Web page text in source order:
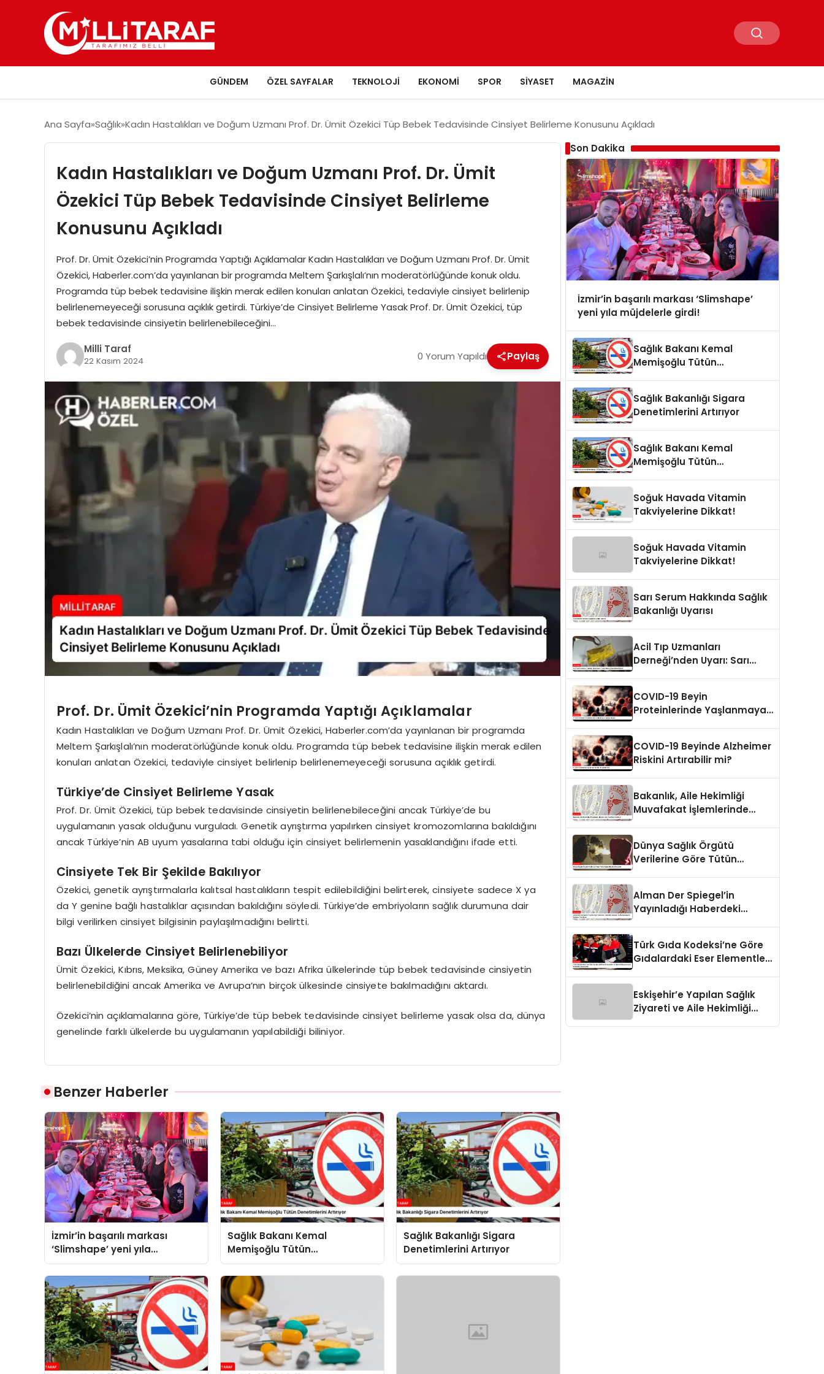
GÜNDEM ÖZEL SAYFALAR TEKNOLOJI EKONOMI SPOR SIYASET MAGAZIN
Ana Sayfa Sağlık Kadın Hastalıkları ve Doğum Uzmanı Prof. Dr. Ümit Özekici Tüp Bebek Tedavisinde Cinsiyet Belirleme Konusunu Açıkladı
Kadın Hastalıkları ve Doğum Uzmanı Prof. Dr. Ümit
Özekici Tüp Bebek Tedavisinde Cinsiyet Belirleme
Konusunu Açıkladı
Prof. Dr. Ümit Özekici’nin Programda Yaptığı Açıklamalar Kadın Hastalıkları ve Doğum Uzmanı Prof. Dr. Ümit
Özekici, Haberler.com’da yayınlanan bir programda Meltem Şarkışlalı’nın moderatörlüğünde konuk oldu.
Programda tüp bebek tedavisine ilişkin merak edilen konuları anlatan Özekici, tedaviyle cinsiyet belirlenip
belirlenemeyeceği sorusuna açıklık getirdi. Türkiye’de Cinsiyet Belirleme Yasak Prof. Dr. Ümit Özekici, tüp
bebek tedavisinde cinsiyetin belirlenebileceğini…
Milli Taraf
22 Kasım 2024 0 Yorum Yapıldı Paylaş
Prof. Dr. Ümit Özekici’nin Programda Yaptığı Açıklamalar
Kadın Hastalıkları ve Doğum Uzmanı Prof. Dr. Ümit Özekici, Haberler.com’da yayınlanan bir programda
Meltem Şarkışlalı’nın moderatörlüğünde konuk oldu. Programda tüp bebek tedavisine ilişkin merak edilen
konuları anlatan Özekici, tedaviyle cinsiyet belirlenip belirlenemeyeceği sorusuna açıklık getirdi.
Türkiye’de Cinsiyet Belirleme Yasak
Prof. Dr. Ümit Özekici, tüp bebek tedavisinde cinsiyetin belirlenebileceğini ancak Türkiye’de bu
uygulamanın yasak olduğunu vurguladı. Genetik ayrıştırma yapılırken cinsiyet kromozomlarına bakıldığını
ancak Türkiye’nin AB uyum yasalarına tabi olduğu için cinsiyet belirlemenin yasaklandığını ifade etti.
Cinsiyete Tek Bir Şekilde Bakılıyor
Özekici, genetik ayrıştırmalarla kalıtsal hastalıkların tespit edilebildiğini belirterek, cinsiyete sadece X ya
da Y genine bağlı hastalıklar açısından bakıldığını söyledi. Türkiye’de embriyoların sağlık durumuna dair
bilgi verilirken cinsiyet bilgisinin paylaşılmadığını belirtti.
Bazı Ülkelerde Cinsiyet Belirlenebiliyor
Ümit Özekici, Kıbrıs, Meksika, Güney Amerika ve bazı Afrika ülkelerinde tüp bebek tedavisinde cinsiyetin
belirlenebildiğini ancak Amerika ve Avrupa’nın birçok ülkesinde cinsiyete bakılmadığını aktardı.
Özekici’nin açıklamalarına göre, Türkiye’de tüp bebek tedavisinde cinsiyet belirleme yasak olsa da, dünya
genelinde farklı ülkelerde bu uygulamanın yapılabildiği biliniyor.
Benzer Haberler
İzmir’in başarılı markası
‘Slimshape’ yeni yıla
müjdelerle girdi!
Sağlık Bakanı Kemal
Memişoğlu Tütün
Denetimlerini Artırıyor
Sağlık Bakanlığı Sigara
Denetimlerini Artırıyor
Son Dakika
İzmir’in başarılı markası ‘Slimshape’
yeni yıla müjdelerle girdi!
Sağlık Bakanı Kemal
Memişoğlu Tütün
Sağlık Bakanlığı Sigara
Denetimlerini Artırıyor
Sağlık Bakanı Kemal
Memişoğlu Tütün
Soğuk Havada Vitamin
Takviyelerine Dikkat!
Soğuk Havada Vitamin
Takviyelerine Dikkat!
Sarı Serum Hakkında Sağlık
Bakanlığı Uyarısı
Acil Tıp Uzmanları
Derneği’nden Uyarı: Sarı
COVID-19 Beyin
Proteinlerinde Yaşlanmaya
COVID-19 Beyinde Alzheimer
Riskini Artırabilir mi?
Bakanlık, Aile Hekimliği
Muvafakat İşlemlerinde
Dünya Sağlık Örgütü
Verilerine Göre Tütün
Alman Der Spiegel’in
Yayınladığı Haberdeki
Yanıtlandı
Türk Gıda Kodeksi’ne Göre
Gıdalardaki Eser Elementler
Eskişehir’e Yapılan Sağlık
Ziyareti ve Aile Hekimliği